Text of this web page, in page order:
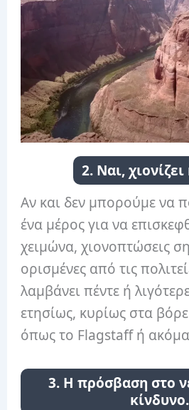
2. Ναι,
Αν και δεν μπορούμε να
ένα μέρος για να
χειμώνα, χιονοπτώσεις
ορισμένες από τις
λαμβάνει πέντε ή
ετησίως, κυρίως στα
όπως το Flagstaff ή
3. Η πρόσβαση στο
κίνδυνο.